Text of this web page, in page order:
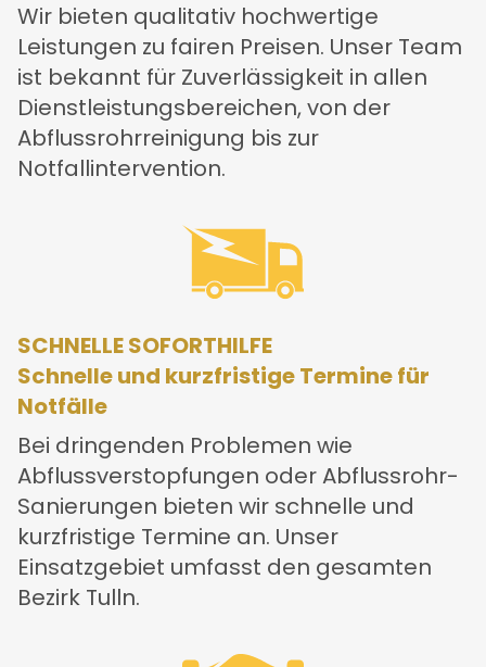
Wir bieten qualitativ hochwertige
Leistungen zu fairen Preisen. Unser Team
ist bekannt für Zuverlässigkeit in allen
Dienstleistungsbereichen, von der
Abflussrohrreinigung bis zur
Notfallintervention.
SCHNELLE SOFORTHILFE
Schnelle und kurzfristige Termine für
Notfälle
Bei dringenden Problemen wie
Abflussverstopfungen oder Abflussrohr-
Sanierungen bieten wir schnelle und
kurzfristige Termine an. Unser
Einsatzgebiet umfasst den gesamten
Bezirk Tulln.